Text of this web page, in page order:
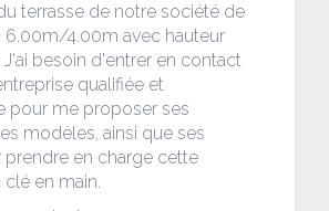
terrasse de notre société de
6.00m/4.00m avec hauteur
J'ai besoin d'entrer en contact
qualifiée et
pour me proposer ses
modèles, ainsi que ses
prendre en charge cette
clé en main.